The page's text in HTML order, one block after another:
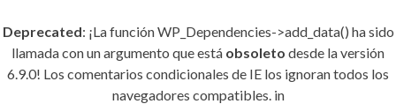
Deprecated: ¡La función WP_Dependencies->add_data() ha sido
llamada con un argumento que está obsoleto desde la versión
6.9.0! Los comentarios condicionales de IE los ignoran todos los
navegadores compatibles. in